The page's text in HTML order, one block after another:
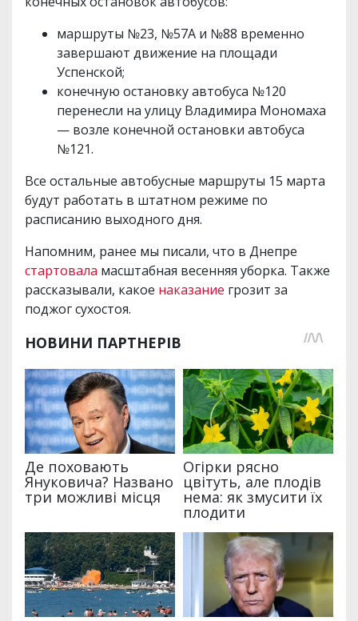
маршруты №23, №57А и №88 временно
завершают движение на площади
Успенской;
конечную остановку автобуса №120
перенесли на улицу Владимира Мономаха
— возле конечной остановки автобуса
№121.
Все остальные автобусные маршруты 15 марта
будут работать в штатном режиме по
расписанию выходного дня.
Напомним, ранее мы писали, что в Днепре
стартовала масштабная весенняя уборка. Также
рассказывали, какое наказание грозит за
поджог сухостоя.